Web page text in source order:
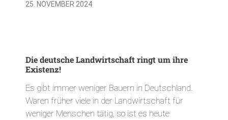
25. NOVEMBER 2024
Die deutsche Landwirtschaft ringt um ihre
Existenz!
Es gibt immer weniger Bauern in Deutschland.
Waren früher viele in der Landwirtschaft für
weniger Menschen tätig, so ist es heute